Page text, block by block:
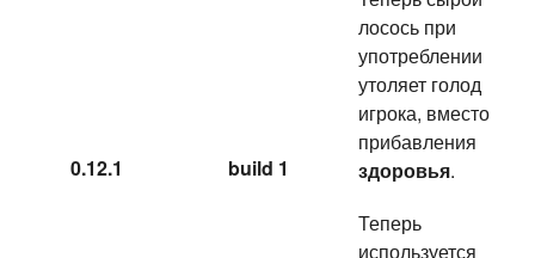
0.12.1 build 1
лосось при
употреблении
утоляет голод
игрока, вместо
прибавления
здоровья.
Теперь
используется